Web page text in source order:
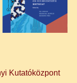
Kutatóközpont